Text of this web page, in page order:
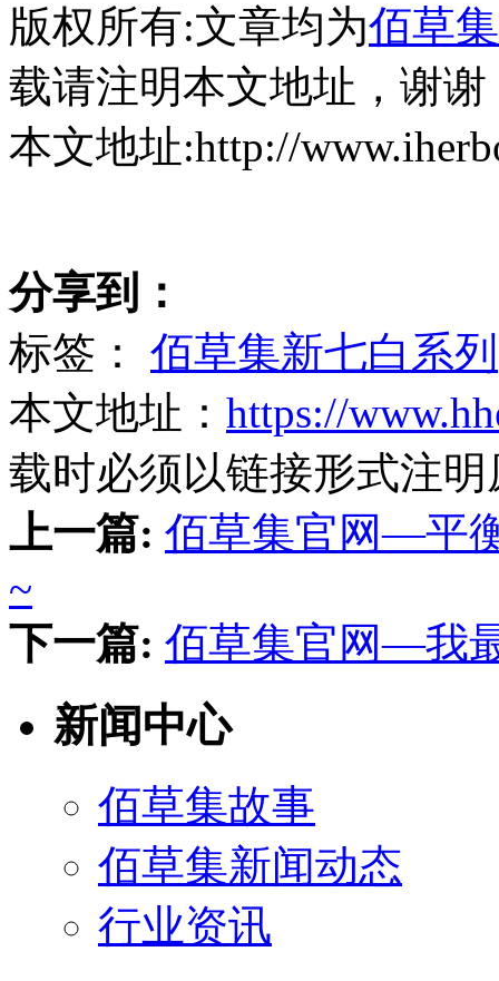
版权所有:文章均为佰草
载请注明本文地址，谢谢
本文地址:http://
分享到：
标签： 佰草集新七白系列
本文地址： https://
载时必须以链接形式注
上一篇: 佰草集官网—平
~
下一篇: 佰草集官网—我
新闻中心
佰草集故事
佰草集新闻动态
行业资讯